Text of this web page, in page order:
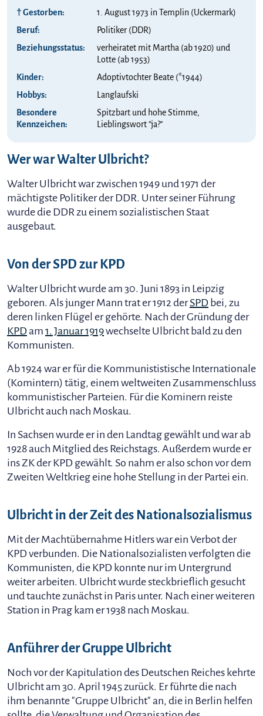
† Gestorben:
1. August 1973 in Templin (Uckermark)
Beruf:
Politiker (DDR)
Beziehungs­status:
verheiratet mit Martha (ab 1920) und
Lotte (ab 1953)
Kinder:
Adoptivtochter Beate (*1944)
Hobbys:
Langlaufski
Besondere
Kennzeichen:
Spitzbart und hohe Stimme,
Lieblingswort "ja?"
Wer war Walter Ulbricht?
Walter Ulbricht war zwischen 1949 und 1971 der
mächtigste Politiker der DDR. Unter seiner Führung
wurde die DDR zu einem sozialistischen Staat
ausgebaut.
Von der SPD zur KPD
Walter Ulbricht wurde am 30. Juni 1893 in Leipzig
geboren. Als junger Mann trat er 1912 derSPD bei, zu
deren linken Flügel er gehörte. Nach der Gründung der
KPDam 1. Januar 1919wechselte Ulbricht bald zu den
Kommunisten.
Ab 1924 war er für die Kommunististische Internationale
(Komintern) tätig, einem weltweiten Zusammenschluss
kommunistischer Parteien. Für die Kominern reiste
Ulbricht auch nach Moskau.
In Sachsen wurde er in den Landtag gewählt und war ab
1928 auch Mitglied des Reichstags. Außerdem wurde er
ins ZK der KPD gewählt. So nahm er also schon vor dem
Zweiten Weltkrieg eine hohe Stellung in der Partei ein.
Ulbricht in der Zeit des Nationalsozialismus
Mit der Machtübernahme Hitlers war ein Verbot der
KPD verbunden. Die Nationalsozialisten verfolgten die
Kommunisten, die KPD konnte nur im Untergrund
weiter arbeiten. Ulbricht wurde steckbrieflich gesucht
und tauchte zunächst in Paris unter. Nach einer weiteren
Station in Prag kam er 1938 nach Moskau.
Anführer der Gruppe Ulbricht
Noch vor der Kapitulation des Deutschen Reiches kehrte
Ulbricht am 30. April 1945 zurück. Er führte die nach
ihm benannte "Gruppe Ulbricht" an, die in Berlin helfen